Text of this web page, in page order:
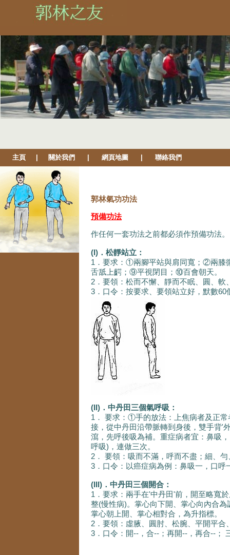
主頁 | 關於我們 網頁地圖 | 聯絡我們
郭林氣功功法
預備功法
作任何一套功法之前都必須作預備功法
(I)．松靜站立：
1．要求：①兩腳平站與肩同寬；②兩
舌舐上齶；⑨平視閉目；⑩百會朝天。
2．要領：松而不懈、靜而不眠、圓、軟
3．口令：按要求、要領站立好，默數60
(II)．中丹田三個氣呼吸：
1． 要求：①手的放法：上焦病者及正
接，從中丹田沿帶脈轉到身後，雙手背'
瀉，先呼後吸為補。重症病者宜：鼻吸
呼吸)，連做三次。
2． 要領：吸而不滿，呼而不盡；細
3．口令：以癌症病為例：鼻吸一，口
(III)．中丹田三個開合：
1．要求：兩手在'中丹田'前，開至略寬
整(慢性病)。掌心向下開、掌心向內合
掌心朝上開、掌心相對合，為升指標。
2．要領：虛腋、圓肘、松腕、平開平合
3．口令：開--，合--；再開--，再合--；